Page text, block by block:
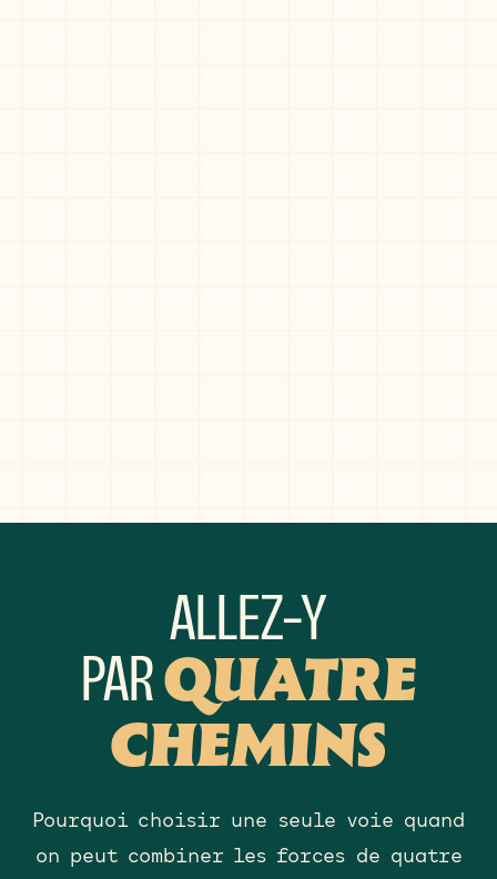
ALLEZ-Y
PARQUATRE
CHEMINS
Pourquoi choisir une seule voie quand
on peut combiner les forces de quatre